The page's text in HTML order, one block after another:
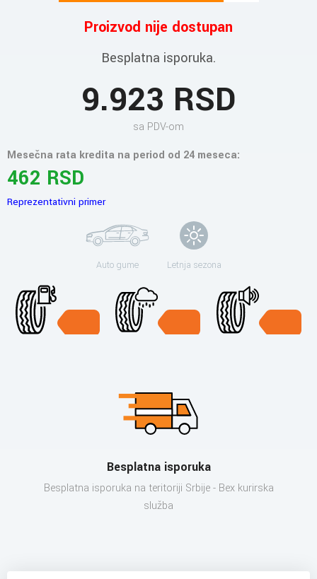
Proizvod nije dostupan
Besplatna isporuka.
9.923 RSD
sa PDV-om
Mesečna rata kredita na period od 24 meseca:
462 RSD
Reprezentativni primer
Auto gume Letnja sezona
Besplatna isporuka
Besplatna isporuka na teritoriji Srbije - Bex kurirska
služba